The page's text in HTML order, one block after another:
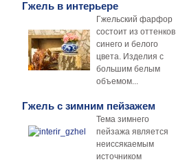
Гжель в интерьере
Гжельский фарфор
состоит из оттенков
синего и белого
цвета. Изделия с
большим белым
объемом...
Гжель с зимним пейзажем
Тема зимнего
пейзажа является
неиссякаемым
источником